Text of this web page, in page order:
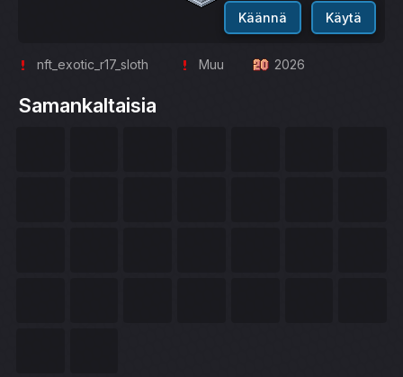
Käännä Käytä
nft_exotic_r17_sloth Muu 2026
Samankaltaisia